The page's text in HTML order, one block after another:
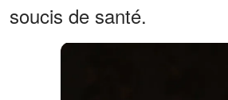
soucis de santé.